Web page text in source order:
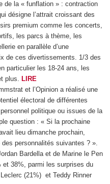
de la « funflation » : contraction
désigne l’attrait croissant des
premium comme les concerts,
les parcs à thème, les
en parallèle d’une
de ces divertissements. 1/3 des
particulier les 18-24 ans, les
plus.
LIRE
et l’Opinion a réalisé une
électoral de différentes
politique ou issues de la
question : « Si la prochaine
lieu dimanche prochain,
personnalités suivantes ? ».
Bardella et de Marine le Pen
38%, parmi les surprises du
(21%) et Teddy Rinner